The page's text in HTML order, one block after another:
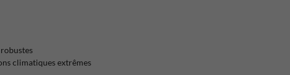
climatiques extrêmes